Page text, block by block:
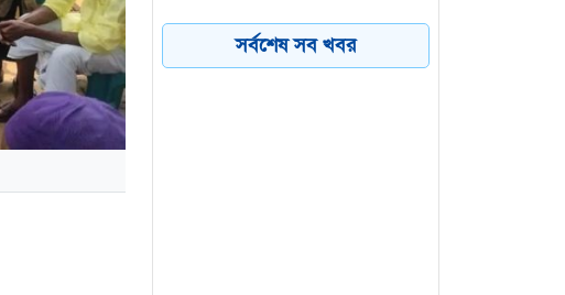
সিলেটে শিশু ফাহিমা হত্যা
মামলায় প্রধান আসামির
সর্বশেষ সব খবর